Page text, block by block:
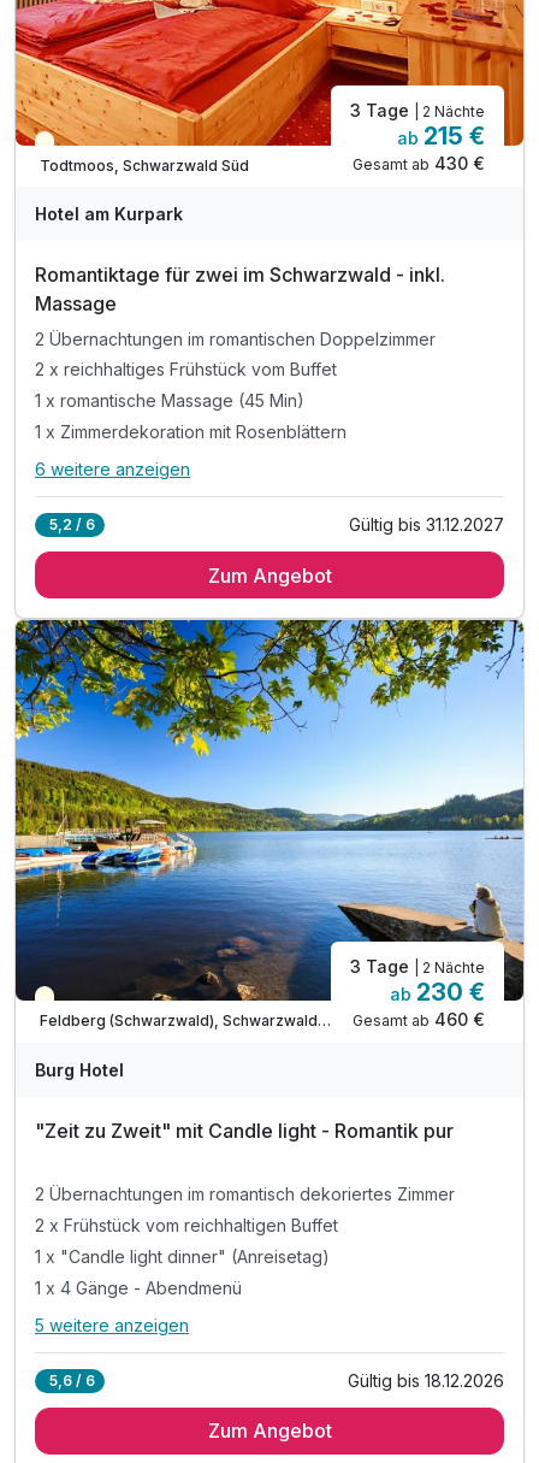
Teilweise ausgelastet
Todtmoos, Schwarzwald Süd
3 Tage | 2 Nächte
ab 215 €
Gesamt ab 430 €
Hotel am Kurpark
Romantiktage für zwei im Schwarzwald - inkl.
Massage
2 Übernachtungen im romantischen Doppelzimmer
2 x reichhaltiges Frühstück vom Buffet
1 x romantische Massage (45 Min)
1 x Zimmerdekoration mit Rosenblättern
Alle Inklusivleistungen
2 x reichhaltiges Frühstück vom Buffet
1 x Zimmerdekoration mit Rosenblättern
1 x süße Überraschung auf ihrem Zimmer
1 x rote Satinbettwäsche
1 x Flasche eisgekühlter Sekt auf dem Zimmer
inkl. Nutzung ÖPNV Konus Karte*
inkl. Eintritt Tanzlokal Schwarzwaldspitze**
inkl. Ermäßigungen beim Skilifte und Freibad
6 weitere anzeigen
5,2 / 6 Gültig bis 31.12.2027
Zum Angebot
Teilweise ausgelastet
Feldberg (Schwarzwald), Schwarzwald Süd
3 Tage | 2 Nächte
ab 230 €
Gesamt ab 460 €
Burg Hotel
"Zeit zu Zweit" mit Candle light - Romantik pur
2 Übernachtungen im romantisch dekoriertes Zimmer
2 x Frühstück vom reichhaltigen Buffet
1 x "Candle light dinner" (Anreisetag)
1 x 4 Gänge - Abendmenü
Alle Inklusivleistungen
2 x Frühstück vom reichhaltigen Buffet
5 weitere anzeigen
5,6 / 6 Gültig bis 18.12.2026
Zum Angebot